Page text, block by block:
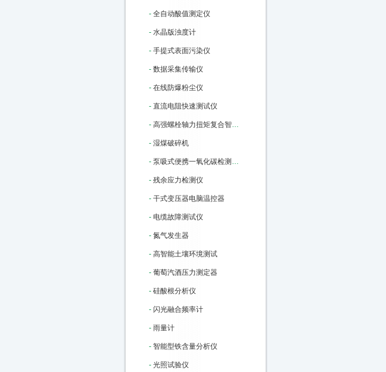
- 全自动酸值测定仪
- 水晶版浊度计
- 手提式表面污染仪
- 数据采集传输仪
- 在线防爆粉尘仪
- 直流电阻快速测试仪
- 高强螺栓轴力扭矩复合智能检测仪
- 湿煤破碎机
- 泵吸式便携一氧化碳检测报警仪
- 残余应力检测仪
- 干式变压器电脑温控器
- 电缆故障测试仪
- 氮气发生器
- 高智能土壤环境测试
- 葡萄汽酒压力测定器
- 硅酸根分析仪
- 闪光融合频率计
- 雨量计
- 智能型铁含量分析仪
- 光照试验仪